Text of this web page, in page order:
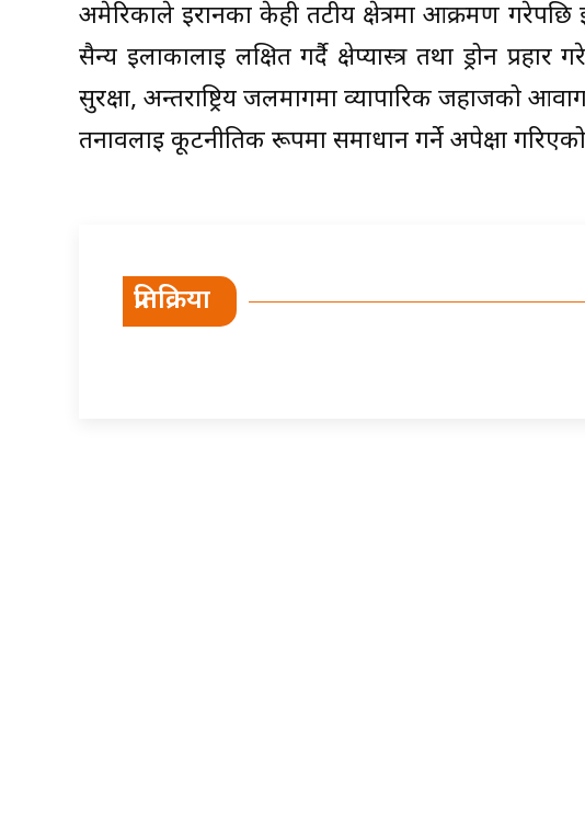
अमेरिकाले इरानका केही तटीय क्षेत्रमा आक्रमण
सैन्य इलाकालाई लक्षित गर्दै क्षेप्यास्त्र तथा ड्रोन प्रहार
सुरक्षा, अन्तर्राष्ट्रिय जलमार्गमा व्यापारिक जहाजको
तनावलाई कूटनीतिक रूपमा समाधान गर्ने अपेक्षा
प्रतिक्रिया